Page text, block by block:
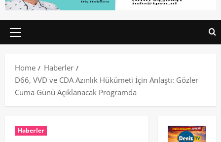
Home
Haberler
D66, VVD ve CDA Azınlık Hükümeti İçin Anlaştı: Gözler
Cuma Günü Açıklanacak Programda
Haberler